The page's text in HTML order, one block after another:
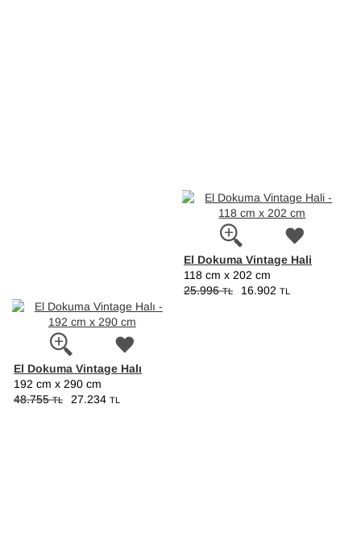
El Dokuma Vintage Hali
118 cm x 202 cm
25.996TL 16.902 TL
El Dokuma Vintage Halı
192 cm x 290 cm
48.755TL 27.234 TL